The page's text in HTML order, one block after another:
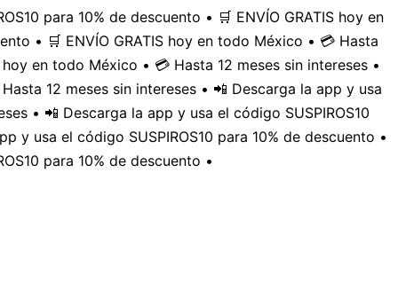
para 10% de descuento • 🛒 ENVÍO GRATIS hoy en
• 🛒 ENVÍO GRATIS hoy en todo México • 💳 Hasta
en todo México • 💳 Hasta 12 meses sin intereses •
12 meses sin intereses • 📲 Descarga la app y usa
• 📲 Descarga la app y usa el código SUSPIROS10
y usa el código SUSPIROS10 para 10% de descuento •
para 10% de descuento •